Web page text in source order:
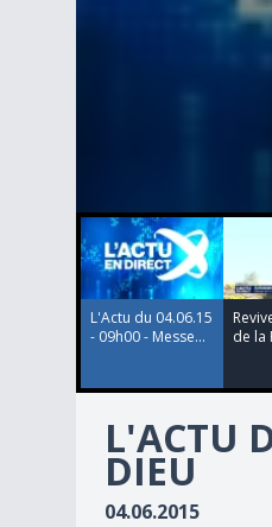
0
seconds
of
secondVolume
90%
L'Actu du 04.06.15
- 09h00 - Messe...
de la
L'ACTU
DIEU
04.06.2015